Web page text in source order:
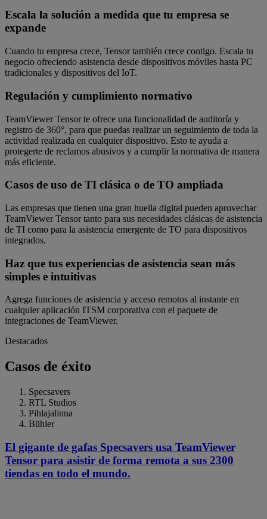
Escala la solución a medida que tu empresa se
expande
Cuando tu empresa crece, Tensor también crece contigo. Escala tu
negocio ofreciendo asistencia desde dispositivos móviles hasta PC
tradicionales y dispositivos del IoT.
Regulación y cumplimiento normativo
TeamViewer Tensor te ofrece una funcionalidad de auditoría y
registro de 360°, para que puedas realizar un seguimiento de toda la
actividad realizada en cualquier dispositivo. Esto te ayuda a
protegerte de reclamos abusivos y a cumplir la normativa de manera
más eficiente.
Casos de uso de TI clásica o de TO ampliada
Las empresas que tienen una gran huella digital pueden aprovechar
TeamViewer Tensor tanto para sus necesidades clásicas de asistencia
de TI como para la asistencia emergente de TO para dispositivos
integrados.
Haz que tus experiencias de asistencia sean más
simples e intuitivas
Agrega funciones de asistencia y acceso remotos al instante en
cualquier aplicación ITSM corporativa con el paquete de
integraciones de TeamViewer.
Destacados
Casos de éxito
Specsavers
RTL Studios
Pihlajalinna
Bühler
El gigante de gafas Specsavers usa TeamViewer
Tensor para asistir de forma remota a sus 2300
tiendas en todo el mundo.